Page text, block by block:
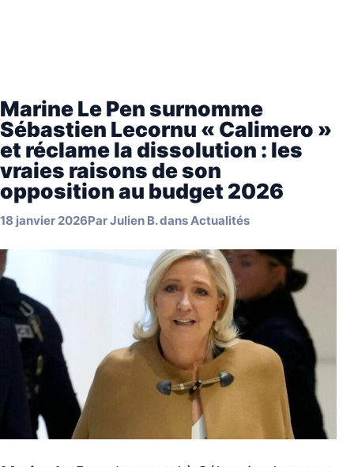
Marine Le Pen surnomme
Sébastien Lecornu « Calimero »
et réclame la dissolution : les
vraies raisons de son
opposition au budget 2026
18 janvier 2026ParJulien B.dansActualités